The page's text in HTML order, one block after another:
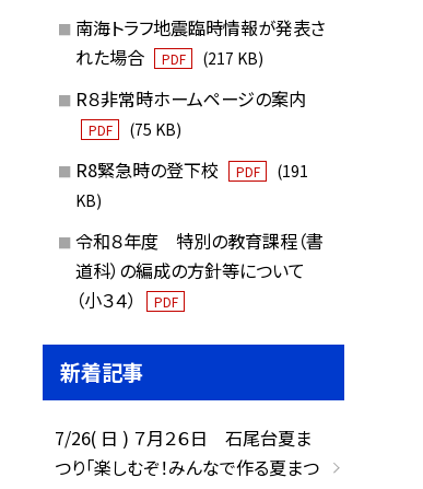
南海トラフ地震臨時情報が発表さ
れた場合
PDF (217 KB)
R８非常時ホームページの案内
PDF (75 KB)
R8緊急時の登下校 PDF
(191
KB)
令和８年度 特別の教育課程（書
道科）の編成の方針等について
（小３４）
PDF
新着記事
7/26( 日 ) ７月２６日 石尾台夏ま
つり「楽しむぞ！みんなで作る夏まつ